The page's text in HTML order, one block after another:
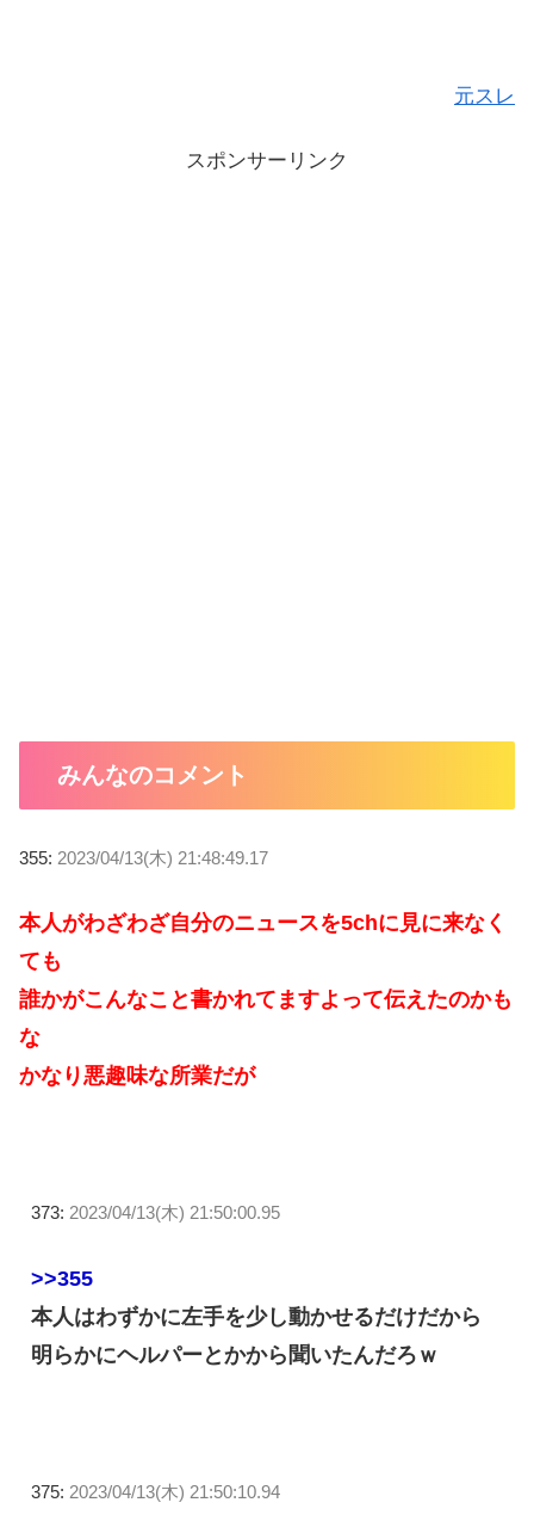
元スレ
スポンサーリンク
みんなのコメント
355: 2023/04/13(木) 21:48:49.17
本人がわざわざ自分のニュースを5chに見に来なく
ても
誰かがこんなこと書かれてますよって伝えたのかも
な
かなり悪趣味な所業だが
373: 2023/04/13(木) 21:50:00.95
>>355
本人はわずかに左手を少し動かせるだけだから
明らかにヘルパーとかから聞いたんだろｗ
375: 2023/04/13(木) 21:50:10.94